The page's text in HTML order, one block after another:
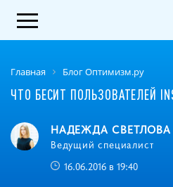
Главная Блог Оптимизм.ру
ЧТО БЕСИТ ПОЛЬЗОВАТЕЛЕЙ
НАДЕЖДА СВЕТЛОВА
Ведущий специалист
16.06.2016 в 19:40